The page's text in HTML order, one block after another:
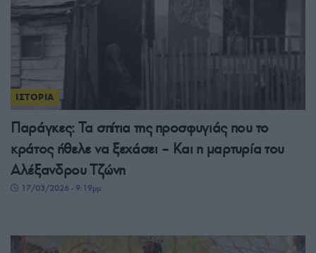
ΙΣΤΟΡΙΑ
Παράγκες: Τα σπίτια της προσφυγιάς που το
κράτος ήθελε να ξεχάσει – Και η μαρτυρία του
Αλέξανδρου Τζώνη
17/03/2026 - 9:19μμ